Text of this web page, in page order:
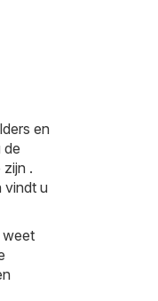
en
de
.
vindt u
weet